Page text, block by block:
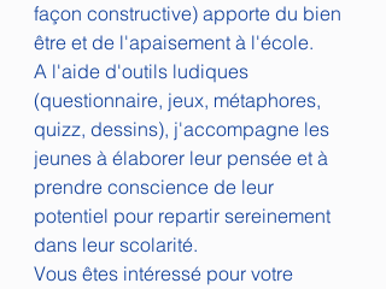
façon constructive) apporte du bien
être et de l'apaisement à l'école.
A l'aide d'outils ludiques
(questionnaire, jeux, métaphores,
quizz, dessins), j'accompagne les
jeunes à élaborer leur pensée et à
prendre conscience de leur
potentiel pour repartir sereinement
dans leur scolarité.
Vous êtes intéressé pour votre